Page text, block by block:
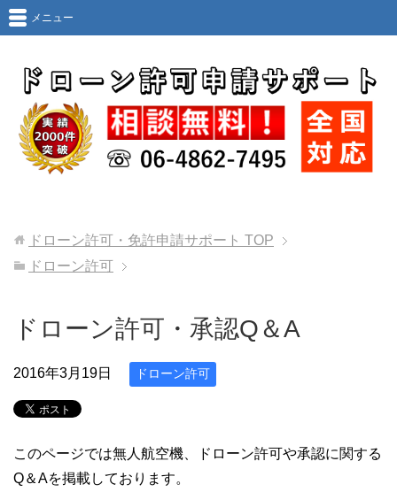
メニュー
ドローン許可・免許申請サポート TOP
ドローン許可
ドローン許可・承認Q＆A
2016年3月19日 ドローン許可
このページでは無人航空機、ドローン許可や承認に関する
Q＆Aを掲載しております。